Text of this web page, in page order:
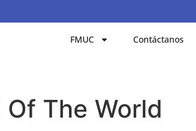
FMUC Contáctanos
Of The World